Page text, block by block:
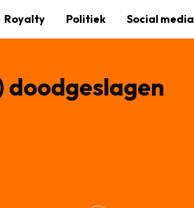
Royalty Politiek Social media
doodgeslagen